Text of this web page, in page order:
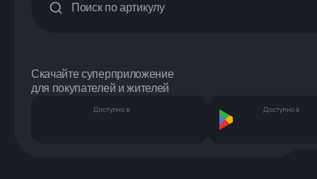
Скачайте суперприложение
для покупателей и жителей